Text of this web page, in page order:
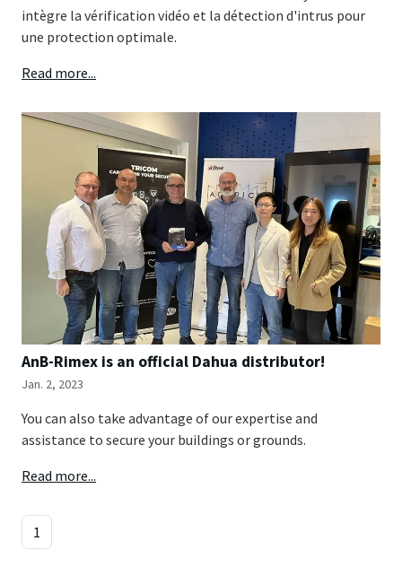
intègre la vérification vidéo et la détection d'intrus pour
une protection optimale.
Read more...
AnB-Rimex is an official Dahua distributor!
Jan. 2, 2023
You can also take advantage of our expertise and
assistance to secure your buildings or grounds.
Read more...
1